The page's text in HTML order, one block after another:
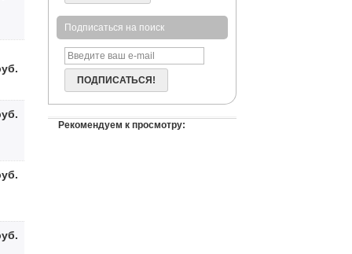
Подписаться на поиск
ПОДПИСАТЬСЯ!
Рекомендуем к просмотру: